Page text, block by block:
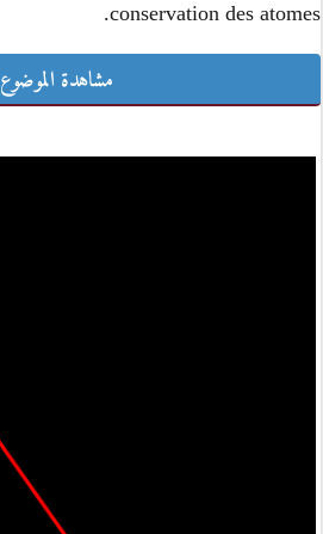
conservation des atomes.
مشاهدة الموضوع